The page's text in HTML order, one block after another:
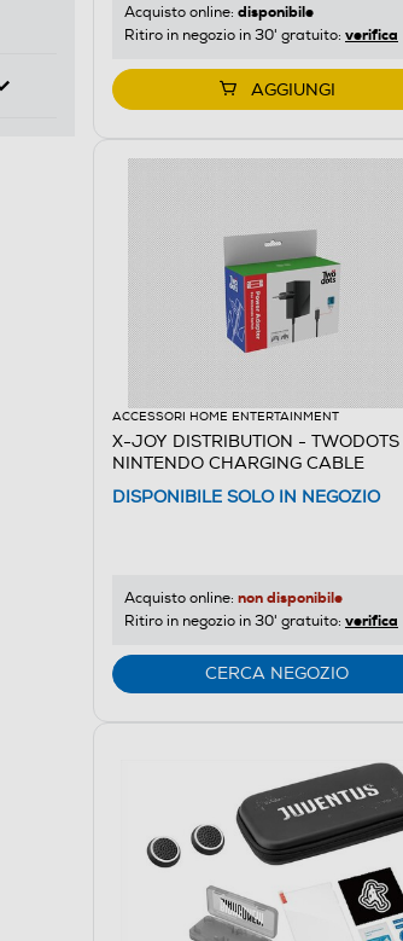
Acquisto online: disponibile
Ritiro in negozio in 30' gratuito: verifica
AGGIUNGI
ACCESSORI HOME ENTERTAINMENT
X-JOY DISTRIBUTION - TWODOTS
NINTENDO CHARGING CABLE
DISPONIBILE SOLO IN NEGOZIO
Acquisto online: non disponibile
Ritiro in negozio in 30' gratuito: verifica
CERCA NEGOZIO